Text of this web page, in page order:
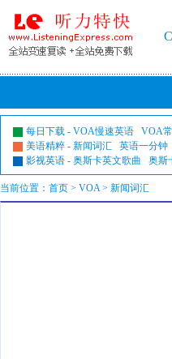
每日下载 - VOA慢速英语 VOA
美语精粹 - 新闻词汇 英语一分钟
影视英语 - 奥斯卡英文歌曲 奥斯
当前位置： 首页 > VOA> 新闻词汇